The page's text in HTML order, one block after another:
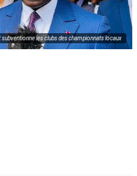
les clubs des championnats locaux